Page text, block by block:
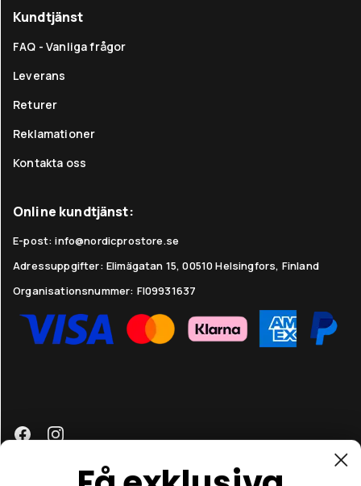
Kundtjänst
FAQ - Vanliga frågor
Leverans
Returer
Reklamationer
Kontakta oss
Online kundtjänst:
E-post: info@nordicprostore.se
Adressuppgifter: Elimägatan 15, 00510 Helsingfors, Finland
Organisationsnummer: FI09931637